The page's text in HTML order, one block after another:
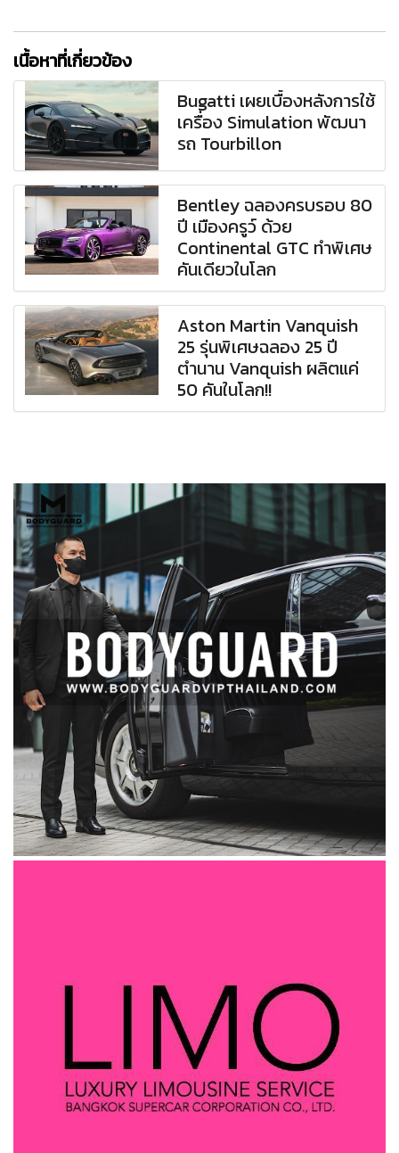
เนื้อหาที่เกี่ยวข้อง
Bugatti เผยเบื้องหลังการใช้
เครื่อง Simulation พัฒนา
รถ Tourbillon
Bentley ฉลองครบรอบ 80
ปี เมืองครูว์ ด้วย
Continental GTC ทำพิเศษ
คันเดียวในโลก
Aston Martin Vanquish
25 รุ่นพิเศษฉลอง 25 ปี
ตำนาน Vanquish ผลิตแค่
50 คันในโลก!!